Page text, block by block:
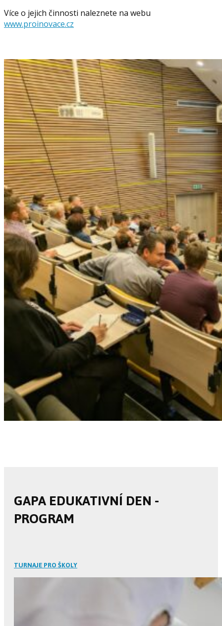
Více o jejich činnosti naleznete na webu
www.proinovace.cz
GAPA EDUKATIVNÍ DEN -
PROGRAM
TURNAJE PRO ŠKOLY